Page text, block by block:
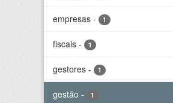
empresas - 1
fiscais - 1
gestores - 1
gestão - 1